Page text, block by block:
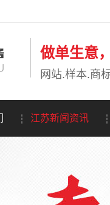
做单生意
网站.样本.商
江苏新闻资讯